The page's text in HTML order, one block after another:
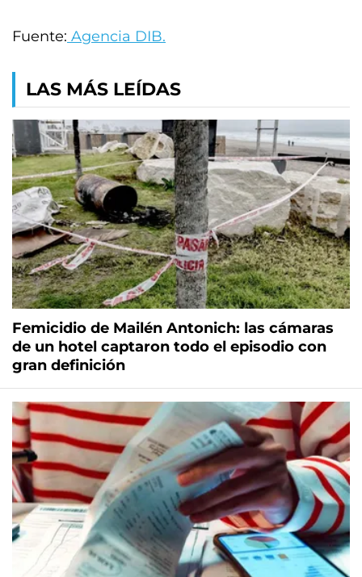
Fuente: Agencia DIB.
LAS MÁS LEÍDAS
Femicidio de Mailén Antonich: las cámaras
de un hotel captaron todo el episodio con
gran definición